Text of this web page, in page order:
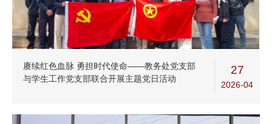
赓续红色血脉 勇担时代使命——教务处党支部
与学生工作党支部联合开展主题党日活动
27
2026-04